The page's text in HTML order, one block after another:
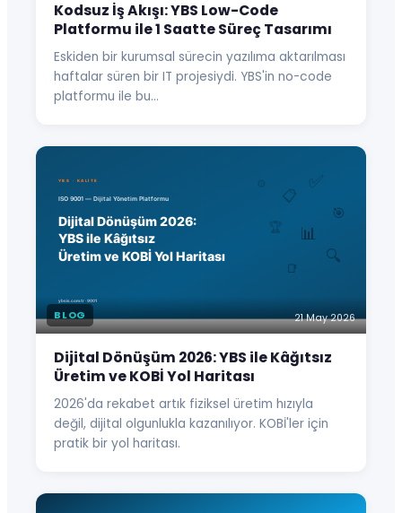
Kodsuz İş Akışı: YBS Low-Code
Platformu ile 1 Saatte Süreç Tasarımı
Eskiden bir kurumsal sürecin yazılıma aktarılması
haftalar süren bir IT projesiydi. YBS'in no-code
platformu ile bu…
BLOG 21 May 2026
Dijital Dönüşüm 2026: YBS ile Kâğıtsız
Üretim ve KOBİ Yol Haritası
2026'da rekabet artık fiziksel üretim hızıyla
değil, dijital olgunlukla kazanılıyor. KOBİ'ler için
pratik bir yol haritası.